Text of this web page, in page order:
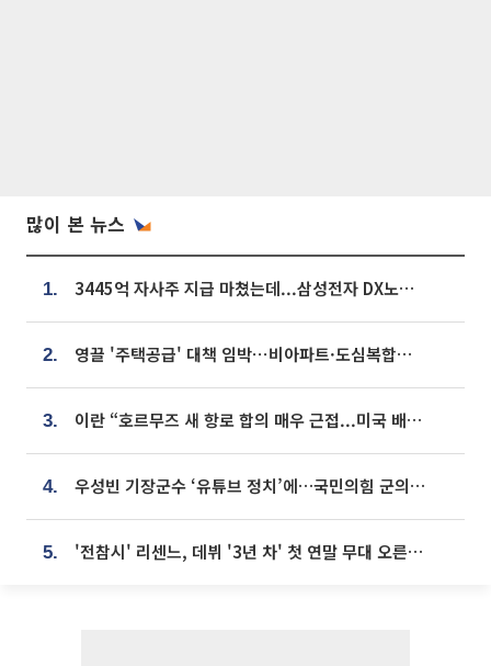
많이 본 뉴스
1. 3445억 자사주 지급 마쳤는데...삼성전자 DX노조, 뒤늦은 '떼쓰기 집회'
2. 영끌 '주택공급' 대책 임박⋯비아파트·도심복합까지 총동원
3. 이란 “호르무즈 새 항로 합의 매우 근접...미국 배상 먼저”
4. 우성빈 기장군수 ‘유튜브 정치’에…국민의힘 군의원들 집단 반발
5. '전참시' 리센느, 데뷔 '3년 차' 첫 연말 무대 오른다⋯"그동안 섭외 안 와"